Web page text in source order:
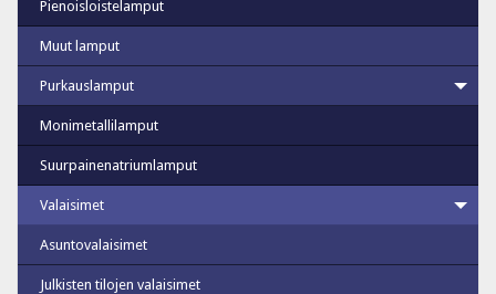
Pienoisloistelamput
Muut lamput
Purkauslamput
Monimetallilamput
Suurpainenatriumlamput
Valaisimet
Asuntovalaisimet
Julkisten tilojen valaisimet